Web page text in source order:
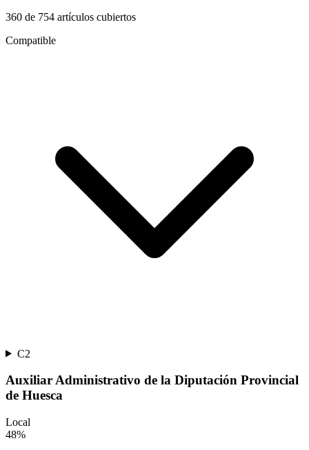
360 de 754 artículos cubiertos
Compatible
C2
Auxiliar Administrativo de la Diputación Provincial
de Huesca
Local
48%